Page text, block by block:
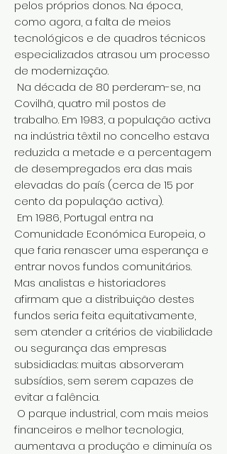
pelos próprios donos. Na época,
como agora, a falta de meios
tecnológicos e de quadros técnicos
especializados atrasou um processo
de modernização.
Na década de 80 perderam-se, na
Covilhã, quatro mil postos de
trabalho. Em 1983, a população activa
na indústria têxtil no concelho estava
reduzida a metade e a percentagem
de desempregados era das mais
elevadas do país (cerca de 15 por
cento da população activa).
Em 1986, Portugal entra na
Comunidade Económica Europeia, o
que faria renascer uma esperança e
entrar novos fundos comunitários.
Mas analistas e historiadores
afirmam que a distribuição destes
fundos seria feita equitativamente,
sem atender a critérios de viabilidade
ou segurança das empresas
subsidiadas: muitas absorveram
subsídios, sem serem capazes de
evitar a falência.
O parque industrial, com mais meios
financeiros e melhor tecnologia,
aumentava a produção e diminuía os